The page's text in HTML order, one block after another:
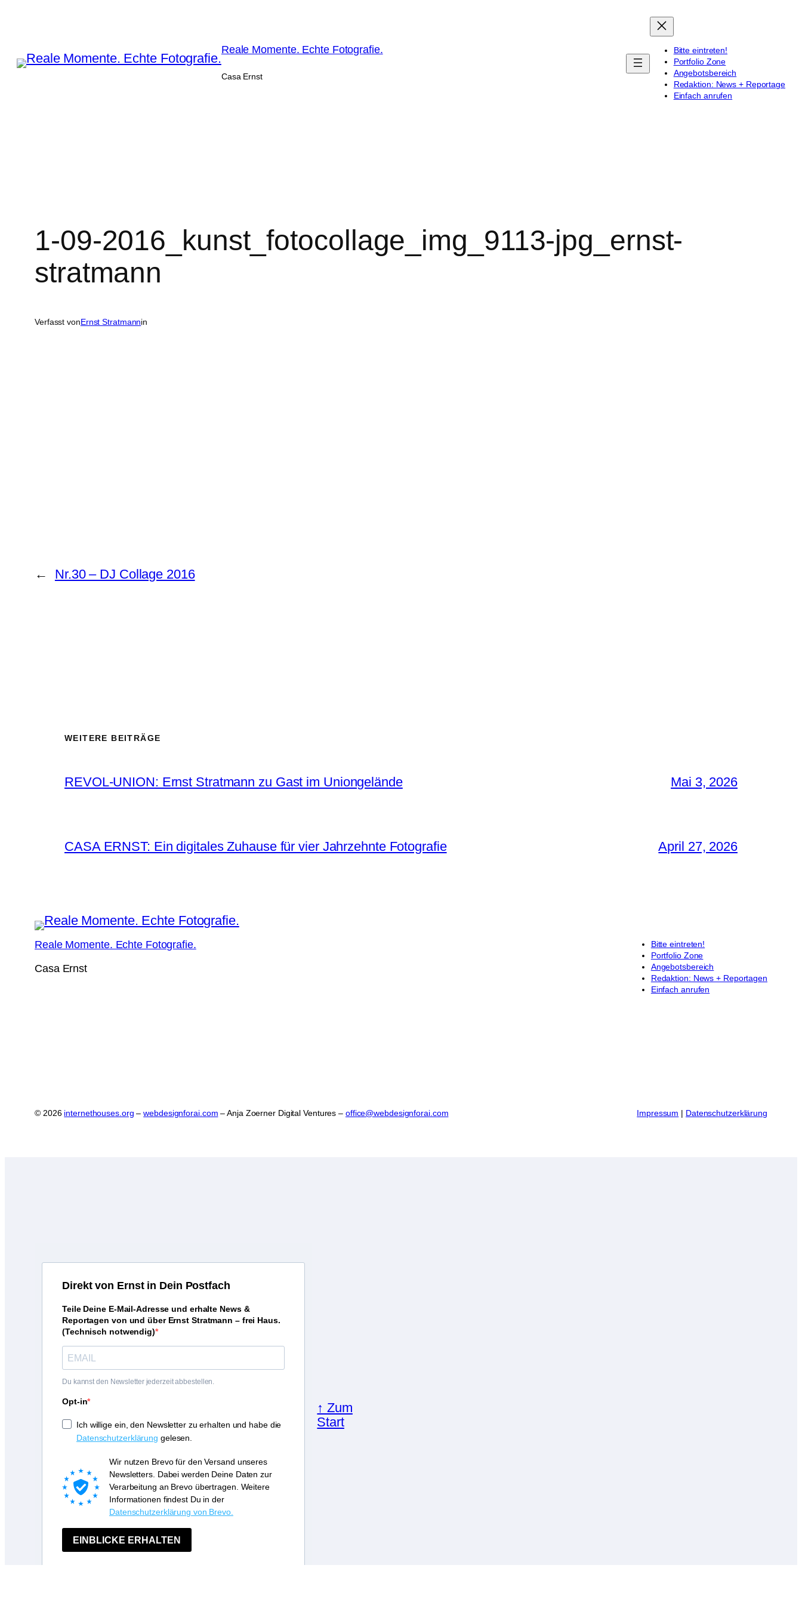
Reale Momente. Echte Fotografie.
Casa Ernst
Bitte eintreten!
Portfolio Zone
Angebotsbereich
Redaktion: News + Reportage
Einfach anrufen
1-09-2016_kunst_fotocollage_img_9113-jpg_ernst-
stratmann
Verfasst vonErnst Stratmannin
← Nr.30 – DJ Collage 2016
WEITERE BEITRÄGE
REVOL-UNION: Ernst Stratmann zu Gast im Uniongelände Mai 3, 2026
CASA ERNST: Ein digitales Zuhause für vier Jahrzehnte Fotografie April 27, 2026
Reale Momente. Echte Fotografie.
Casa Ernst
Bitte eintreten!
Portfolio Zone
Angebotsbereich
Redaktion: News + Reportagen
Einfach anrufen
© 2026 internethouses.org –webdesignforai.com – Anja Zoerner Digital Ventures – office@webdesignforai.com Impressum | Datenschutzerklärung
Direkt von Ernst in Dein Postfach
Teile Deine E-Mail-Adresse und erhalte News &
Reportagen von und über Ernst Stratmann – frei Haus.
(Technisch notwendig)
Du kannst den Newsletter jederzeit abbestellen.
Opt-in
Ich willige ein, den Newsletter zu erhalten und habe die
Datenschutzerklärung gelesen.
Wir nutzen Brevo für den Versand unseres
Newsletters. Dabei werden Deine Daten zur
Verarbeitung an Brevo übertragen. Weitere
Informationen findest Du in der
Datenschutzerklärung von Brevo.
EINBLICKE ERHALTEN
↑ Zum
Start